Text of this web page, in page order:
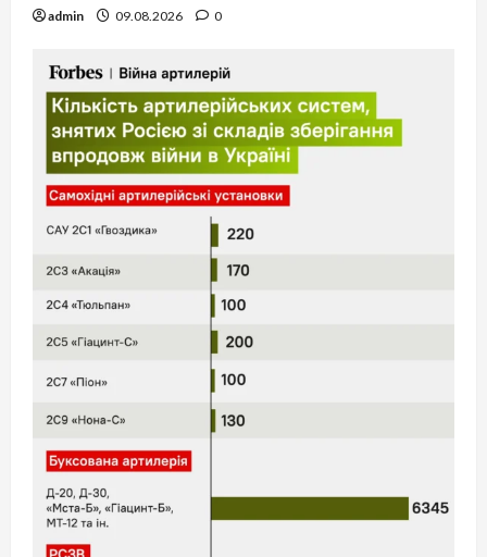
admin 09.08.2026 0